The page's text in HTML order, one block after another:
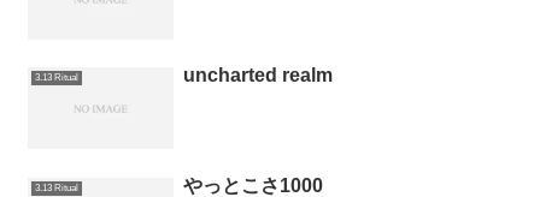
3.13 Ritual uncharted realm
3.13 Ritual やっとこさ1000